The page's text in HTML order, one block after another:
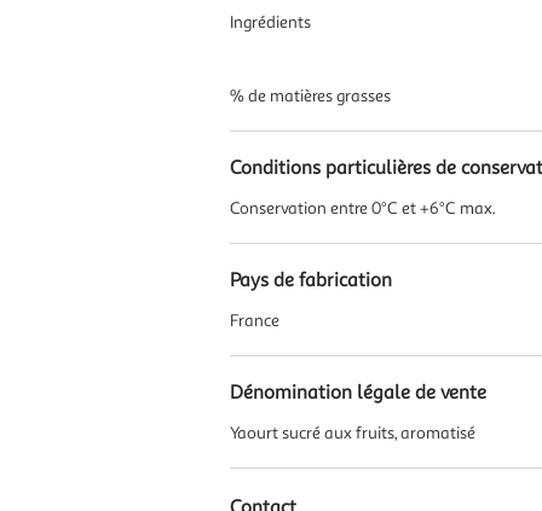
Ingrédients
% de matières grasses
Conditions particulières de
Conservation entre 0°C et +6°C max.
Pays de fabrication
France
Dénomination légale de vente
Yaourt sucré aux fruits, aromatisé